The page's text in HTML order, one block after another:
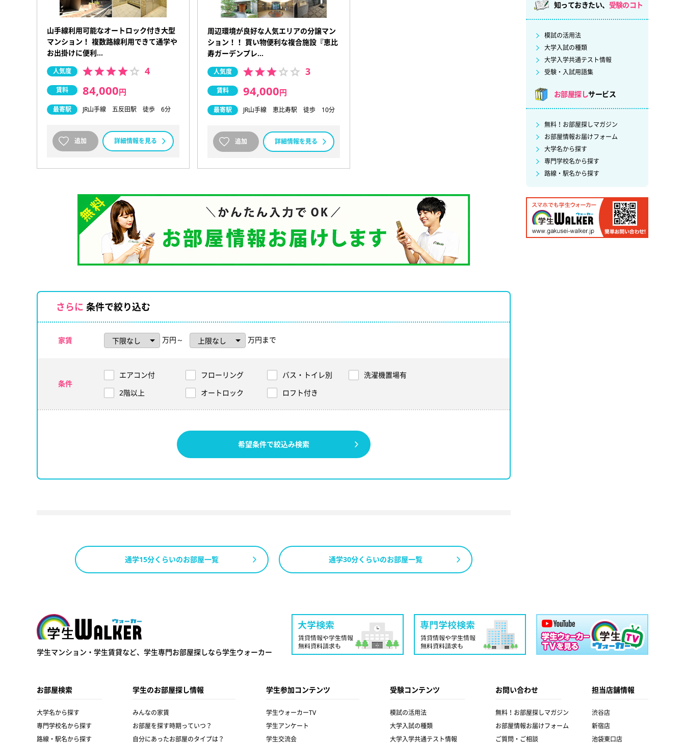
山手線利用可能なオートロック付き大型
マンション！ 複数路線利用できて通学や
お出掛けに便利…
人気度 4
賃料 84,000円
最寄駅 JR山手線 五反田駅 徒歩 6分
追加 詳細情報を見る
周辺環境が良好な人気エリアの分譲マン
ション！！ 買い物便利な複合施設『恵比
寿ガーデンプレ…
人気度 3
賃料 94,000円
最寄駅 JR山手線 恵比寿駅 徒歩 10分
追加 詳細情報を見る
さらに 条件で絞り込む
家賃 万円～ 万円まで
条件
エアコン付 フローリング バス・トイレ別
洗濯機置場有
2階以上
オートロック ロフト付き
希望条件で絞込み検索
通学15分くらいのお部屋一覧 通学30分くらいのお部屋一覧
知っておきたい、 受験のコト
模試の活用法
大学入試の種類
大学入学共通テスト情報
受験・入試用語集
お部屋探しサービス
無料！お部屋探しマガジン
お部屋情報お届けフォーム
大学名から探す
専門学校名から探す
路線・駅名から探す
学生ウォーカー
学生マンション・学生賃貸など、 学生専門お部屋探しなら学生ウォーカー
お部屋検索
大学名から探す
専門学校名から探す
路線・駅名から探す
学生のお部屋探し情報
みんなの家賃
お部屋を探す時期っていつ？
自分にあったお部屋のタイプは？
学生参加コンテンツ
学生ウォーカーTV
学生アンケート
学生交流会
受験コンテンツ
模試の活用法
大学入試の種類
大学入学共通テスト情報
お問い合わせ
無料！お部屋探しマガジン
お部屋情報お届けフォーム
ご質問・ご相談
担当店舗情報
渋谷店
新宿店
池袋東口店